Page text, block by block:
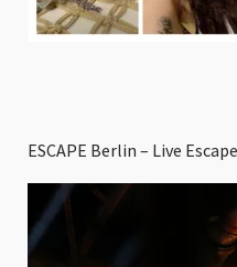
ESCAPE Berlin – Live